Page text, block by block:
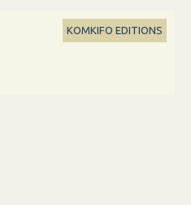
KOMKIFO EDITIONS